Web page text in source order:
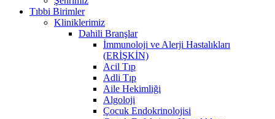
Tıbbi Birimler
Kliniklerimiz
Dahili Branşlar
İmmunoloji ve Alerji Hastalıkları
(ERİŞKİN)
Acil Tıp
Adli Tıp
Aile Hekimliği
Algoloji
Çocuk Endokrinolojisi